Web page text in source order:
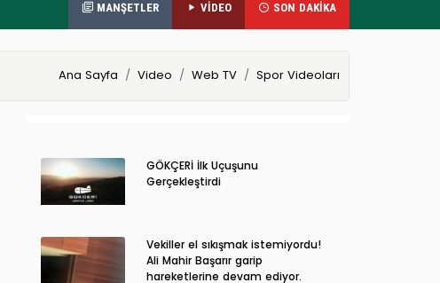
MANŞETLER VİDEO SON DAKİKA
Ana Sayfa Video Web TV Spor Videoları
GÖKÇERİ İlk Uçuşunu
Gerçekleştirdi
Vekiller el sıkışmak istemiyordu!
Ali Mahir Başarır garip
hareketlerine devam ediyor.